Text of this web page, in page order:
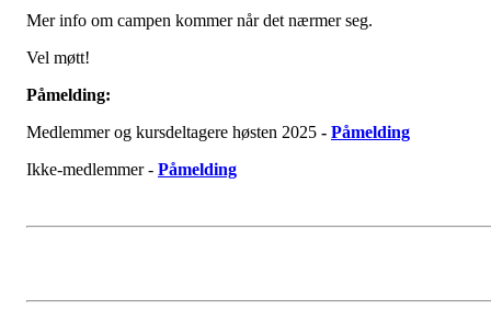
Mer info om campen kommer når det nærmer seg.
Vel møtt!
Påmelding:
Medlemmer og kursdeltagere høsten 2025 - Påmelding
Ikke-medlemmer - Påmelding